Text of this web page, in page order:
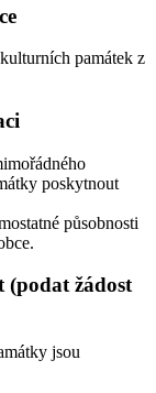
památek z
poskytnout
působnosti
(podat žádost
jsou